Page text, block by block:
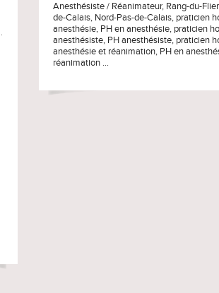
Anesthésiste / Réanimateur, Rang-du-
de-Calais, Nord-Pas-de-Calais, praticien
anesthésie, PH en anesthésie, praticien
anesthésiste, PH anesthésiste, praticien
anesthésie et réanimation, PH en
réanimation ...